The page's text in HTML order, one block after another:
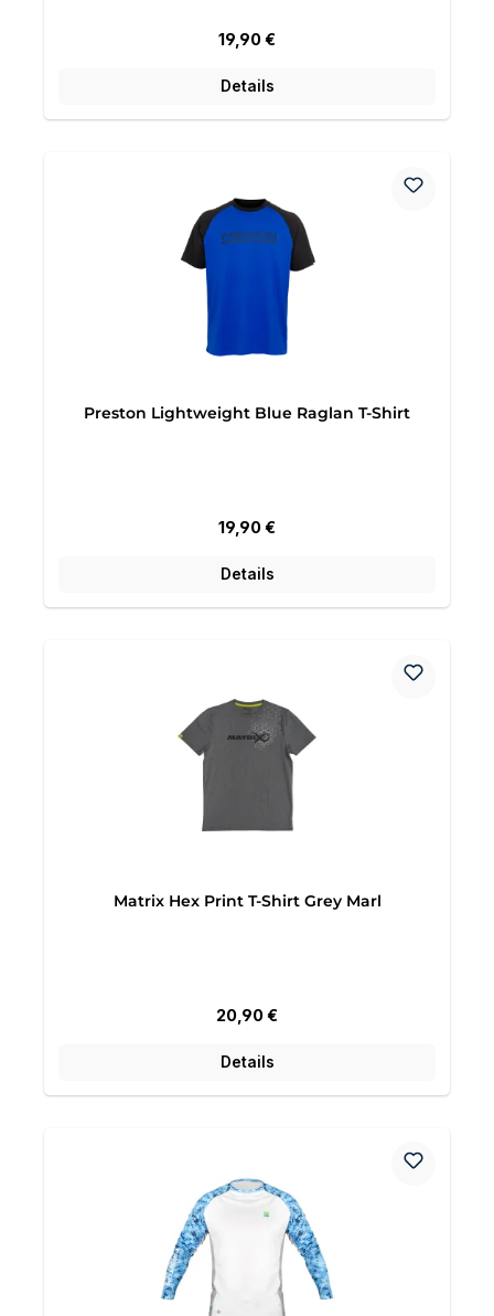
Regulärer Preis:
19,90 €
Details
Preston Lightweight Blue Raglan T-Shirt
Regulärer Preis:
19,90 €
Details
Matrix Hex Print T-Shirt Grey Marl
Regulärer Preis:
20,90 €
Details